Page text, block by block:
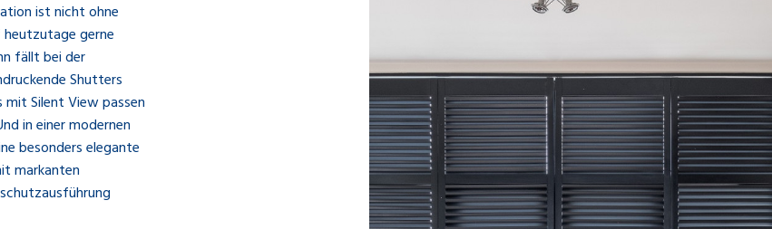
ist nicht ohne
gerne
fällt bei der
Shutters
Silent View passen
in einer modernen
besonders elegante
markanten